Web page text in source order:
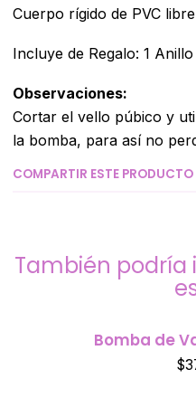
Cuerpo rígido de PVC
Incluye de Regalo: 1
Observaciones:
Cortar el vello púbico y
la bomba, para así no
COMPARTIR ESTE PRODUCTO
También podría
Bomba de